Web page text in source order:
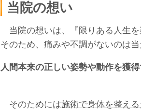
当院の想い
当院の想いは、『限りある人生を
そのため、痛みや不調がないのは当
人間本来の正しい姿勢や動作を獲得
そのためには施術で身体を整え